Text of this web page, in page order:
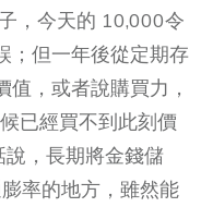
，今天的 10,000令
；但一年後從定期存
，或者說購買力，
已經買不到此刻價
，長期將金錢儲
率的地方，雖然能